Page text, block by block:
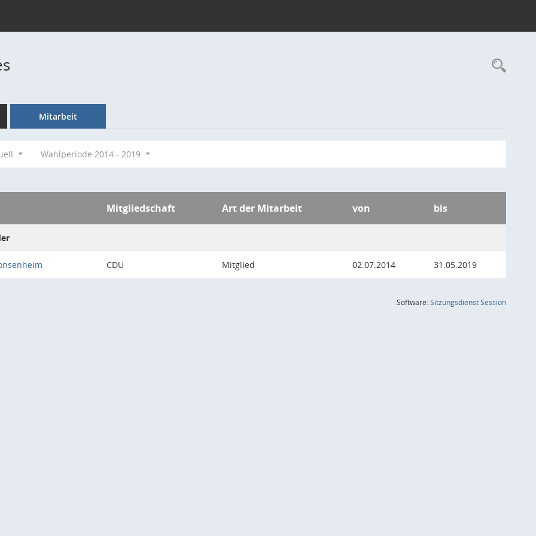
Mitarbeit
Wahlperiode 2014 - 2019
Mitgliedschaft Art der Mitarbeit von bis
CDU Mitglied 02.07.2014 31.05.2019
Software:SitzungsdienstSession(Wird in